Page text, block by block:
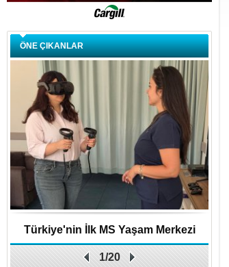
ÖNE ÇIKANLAR
Türkiye'nin İlk MS Yaşam Merkezi
Açıldı
1/20